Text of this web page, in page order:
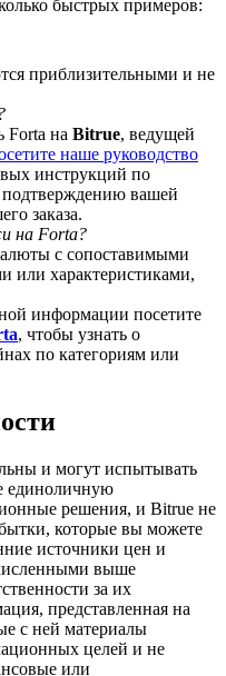
USDT prize pool!
pool
USDT
Bonus
APR
быстрых примеров:
приблизительными и не
Forta на Bitrue, ведущей
наше руководство
инструкций по
подтверждению вашей
заказа.
на Forta?
с сопоставимыми
или характеристиками,
информации посетите
, чтобы узнать о
по категориям или
и могут испытывать
единоличную
решения, и Bitrue не
которые вы можете
источники цен и
выше
за их
представленная на
с ней материалы
целей и не
или